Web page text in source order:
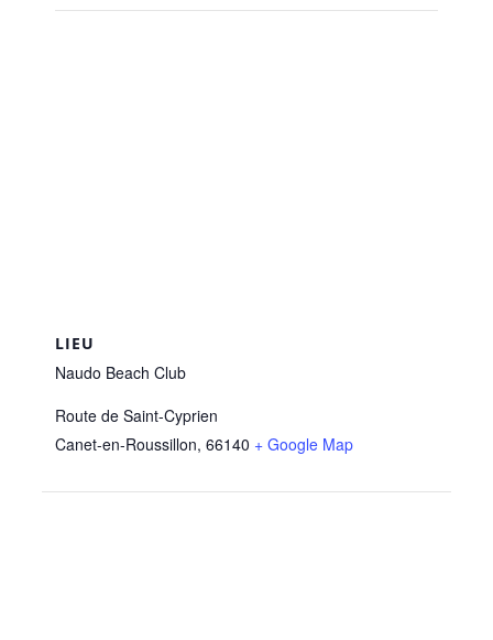
LIEU
Naudo Beach Club
Route de Saint-Cyprien
Canet-en-Roussillon, 66140 + Google Map